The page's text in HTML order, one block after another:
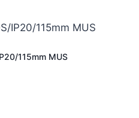
115mm MUS